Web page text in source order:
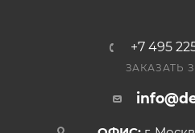
+7 495
ЗАКАЗАТЬ